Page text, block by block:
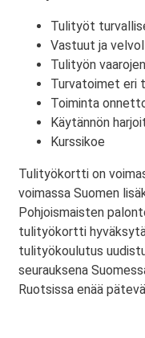
Tulityöt
Vastuut ja
Tulityön
Turvatoimet eri
Toiminta
Käytännön
Kurssikoe
Tulityökortti on
voimassa Suomen
Pohjoismaisten
tulityökortti
tulityökoulutus
seurauksena
Ruotsissa enää